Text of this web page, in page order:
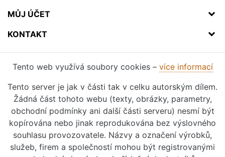
MŮJ ÚČET
KONTAKT
Tento web využívá soubory cookies – více informací
Tento server je jak v části tak v celku autorským dílem.
Žádná část tohoto webu (texty, obrázky, parametry,
obchodní podmínky ani další části serveru) nesmí být
kopírována nebo jinak reprodukována bez výslovného
souhlasu provozovatele. Názvy a označení výrobků,
služeb, firem a společností mohou být registrovanými